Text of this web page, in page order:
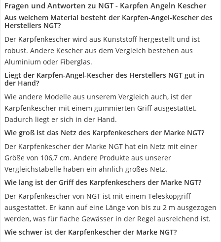
Fragen und Antworten zu NGT - Karpfen Angeln Kescher
Aus welchem Material besteht der Karpfen-Angel-Kescher des
Herstellers NGT?
Der Karpfenkescher wird aus Kunststoff hergestellt und ist
robust. Andere Kescher aus dem Vergleich bestehen aus
Aluminium oder Fiberglas.
Liegt der Karpfen-Angel-Kescher des Herstellers NGT gut in
der Hand?
Wie andere Modelle aus unserem Vergleich auch, ist der
Karpfenkescher mit einem gummierten Griff ausgestattet.
Dadurch liegt er sich in der Hand.
Wie groß ist das Netz des Karpfenkeschers der Marke NGT?
Der Karpfenkescher der Marke NGT hat ein Netz mit einer
Größe von 106,7 cm. Andere Produkte aus unserer
Vergleichstabelle haben ein ähnlich großes Netz.
Wie lang ist der Griff des Karpfenkeschers der Marke NGT?
Der Karpfenkescher von NGT ist mit einem Teleskopgriff
ausgestattet. Er kann auf eine Länge von bis zu 2 m ausgezogen
werden, was für flache Gewässer in der Regel ausreichend ist.
Wie schwer ist der Karpfenkescher der Marke NGT?